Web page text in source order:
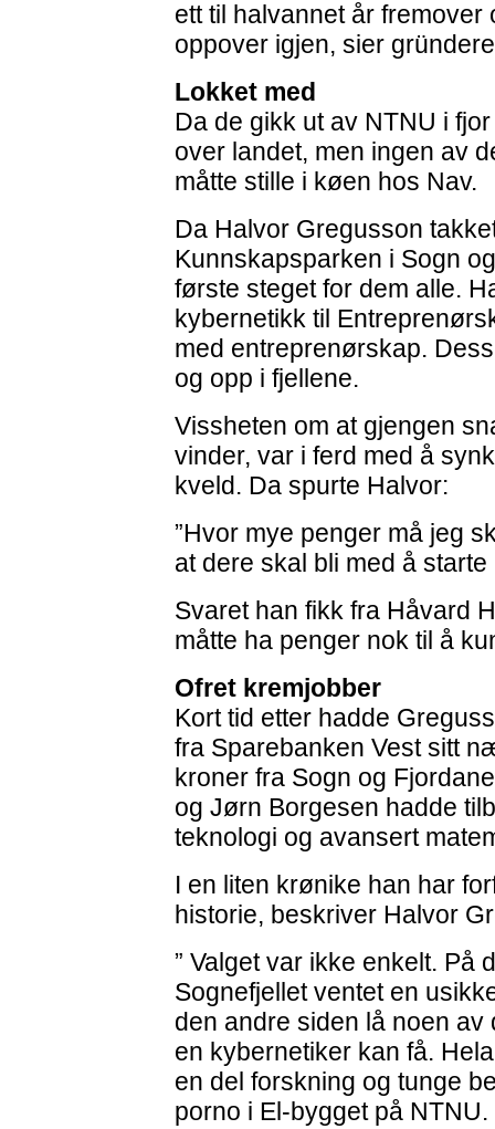
ett til halvannet år fremover
oppover igjen, sier
Lokket med
Da de gikk ut av NTNU i
over landet, men ingen av
måtte stille i køen hos Nav.
Da Halvor Gregusson
Kunnskapsparken i Sogn
første steget for dem alle.
kybernetikk til
med entreprenørskap.
og opp i fjellene.
Vissheten om at gjengen
vinder, var i ferd med å
kveld. Da spurte Halvor:
”Hvor mye penger må jeg
at dere skal bli med å starte
Svaret han fikk fra Håvard
måtte ha penger nok til å
Ofret kremjobber
Kort tid etter hadde
fra Sparebanken Vest sitt
kroner fra Sogn og
og Jørn Borgesen hadde
teknologi og avansert
I en liten krønike han har
historie, beskriver Halvor
” Valget var ikke enkelt. På
Sognefjellet ventet en
den andre siden lå noen
en kybernetiker kan få.
en del forskning og tunge
porno i El-bygget på